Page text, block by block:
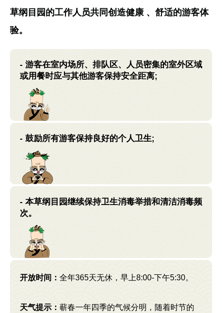
草纲目园的工作人员共同创造健康 、舒适的游客体
验。
- 游客在室内场所、排队区、人员密集的室外区域
或用餐时应与其他游客保持安全距离;
- 鼓励所有游客保持良好的个人卫生;
- 本草纲目园继续保持卫生消毒举措和清洁消毒频
次。
开放时间：全年365天无休，早上8:00-下午5:30。
天气提示：蕲春一年四季的气候分明，随着时节的